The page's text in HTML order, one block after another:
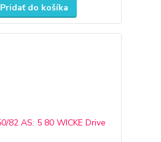
Pridať do košíka